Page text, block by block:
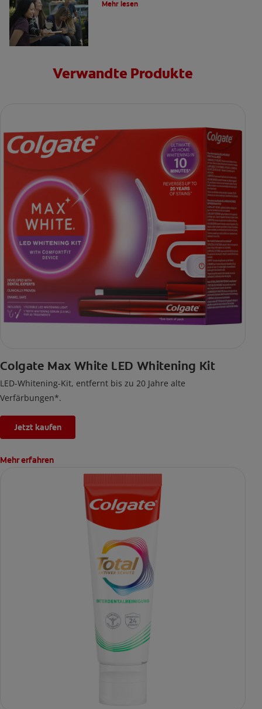
Mehr lesen
Verwandte Produkte
Colgate Max White LED Whitening Kit
LED-Whitening-Kit, entfernt bis zu 20 Jahre alte
Verfärbungen*.
Jetzt kaufen
Mehr erfahren